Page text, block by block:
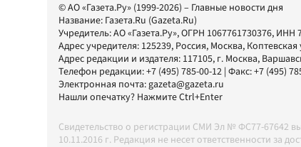
© АО «Газета.Ру» (1999-2026) – Главные новости дня
Название: Газета.Ru (Gazeta.Ru)
Учредитель:АО «Газета.Ру», ОГРН 1067761730376, ИНН
Адрес учредителя: 125239, Россия, Москва,
Адрес редакции и издателя: 117105, г. Москва,
Телефон редакции:+7 (495) 785-00-12 | Факс:+7 (495)
Электронная почта:gazeta@gazeta.ru
Нашли опечатку? Нажмите Ctrl+Enter
Свидетельство о регистрации СМИ Эл № ФС77-67642
10.11.2016 г. Редакция не несет ответственности